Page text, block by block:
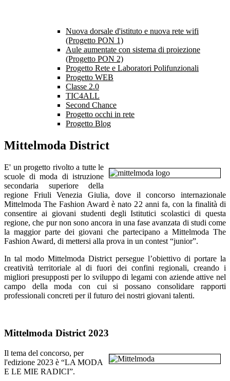
Nuova dorsale d'istituto e nuova rete wifi
(Progetto PON 1)
Aule aumentate con sistema di proiezione
(Progetto PON 2)
Progetto Rete e Laboratori Polifunzionali
Progetto WEB
Classe 2.0
TIC4ALL
Second Chance
Progetto occhi in rete
Progetto Blog
Mittelmoda District
E' un progetto rivolto a tutte le
scuole di moda di istruzione
secondaria superiore della
regione Friuli Venezia Giulia, dove il concorso internazionale
Mittelmoda The Fashion Award è nato 22 anni fa, con la finalità di
consentire ai giovani studenti degli Istitutici scolastici di questa
regione, che pur non sono ancora in una fase avanzata di studi come
la maggior parte dei giovani che partecipano a Mittelmoda The
Fashion Award, di mettersi alla prova in un contest “junior”.
In tal modo Mittelmoda District persegue l’obiettivo di portare la
creatività territoriale al di fuori dei confini regionali, creando i
migliori presupposti per lo sviluppo di legami con aziende attive nel
campo della moda con cui si possano consolidare rapporti
professionali concreti per il futuro dei nostri giovani talenti.
Mittelmoda District 2023
Il tema del concorso, per
l'edizione 2023 è “LA MODA
E LE MIE RADICI”.